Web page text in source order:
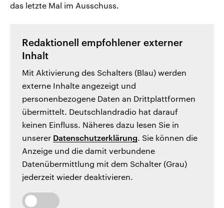
das letzte Mal im Ausschuss.
Redaktionell empfohlener externer
Inhalt
Mit Aktivierung des Schalters (Blau) werden
externe Inhalte angezeigt und
personenbezogene Daten an Drittplattformen
übermittelt. Deutschlandradio hat darauf
keinen Einfluss. Näheres dazu lesen Sie in
unserer Datenschutzerklärung. Sie können die
Anzeige und die damit verbundene
Datenübermittlung mit dem Schalter (Grau)
jederzeit wieder deaktivieren.